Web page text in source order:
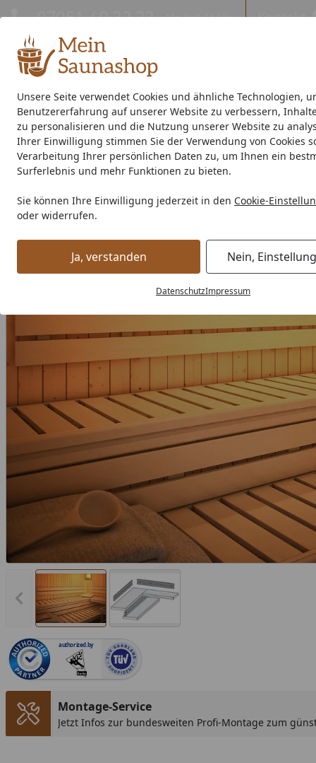
Unsere Seite verwendet Cookies und ähnliche Technologien,
Benutzererfahrung auf unserer Website zu verbessern,
zu personalisieren und die Nutzung unserer Website zu
Ihrer Einwilligung stimmen Sie der Verwendung von Cookies
Verarbeitung Ihrer persönlichen Daten zu, um Ihnen ein
Surferlebnis und mehr Funktionen zu bieten.
Sie können Ihre Einwilligung jederzeit in den Cookie-
oder widerrufen.
Ja, verstanden Nein,
DatenschutzImpressum
07051 / 9 22 22 Mo-Fr. 8-16 Uhr Kontakt
Außensauna Indoor-Sauna Energiespar-Sauna
Saunahersteller % Sale %
Startseite
Karibu
Vorheriges Bild anzeigen
authorized.by
Montage-Service
Jetzt Infos zur bundesweiten Profi-Montage zum